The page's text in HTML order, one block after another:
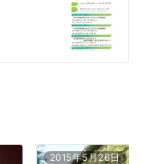
2015年5月26日